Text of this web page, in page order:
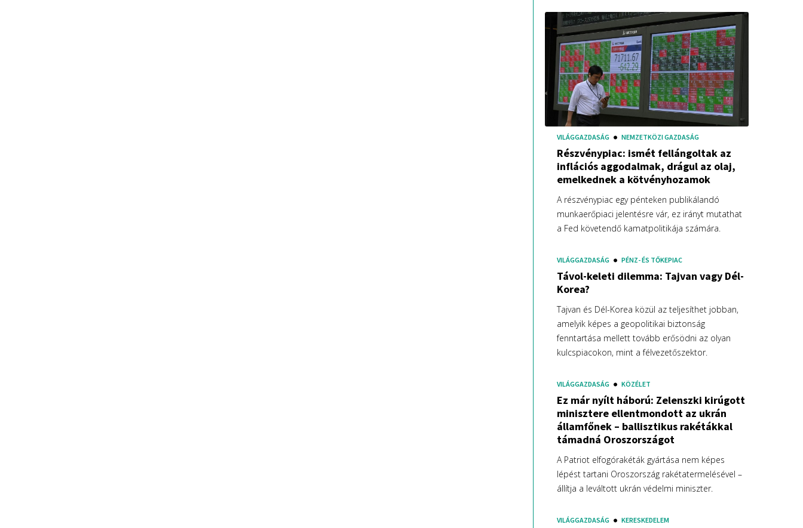
VILÁGGAZDASÁG NEMZETKÖZI GAZDASÁG
Részvénypiac: ismét fellángoltak az
inflációs aggodalmak, drágul az olaj,
emelkednek a kötvényhozamok
A részvénypiac egy pénteken publikálandó
munkaerőpiaci jelentésre vár, ez irányt mutathat
a Fed követendő kamatpolitikája számára.
VILÁGGAZDASÁG PÉNZ- ÉS TŐKEPIAC
Távol-keleti dilemma: Tajvan vagy Dél-
Korea?
Tajvan és Dél-Korea közül az teljesíthet jobban,
amelyik képes a geopolitikai biztonság
fenntartása mellett tovább erősödni az olyan
kulcspiacokon, mint a félvezetőszektor.
VILÁGGAZDASÁG KÖZÉLET
Ez már nyílt háború: Zelenszki kirúgott
minisztere ellentmondott az ukrán
államfőnek – ballisztikus rakétákkal
támadná Oroszországot
A Patriot elfogórakéták gyártása nem képes
lépést tartani Oroszország rakétatermelésével –
állítja a leváltott ukrán védelmi miniszter.
VILÁGGAZDASÁG KERESKEDELEM